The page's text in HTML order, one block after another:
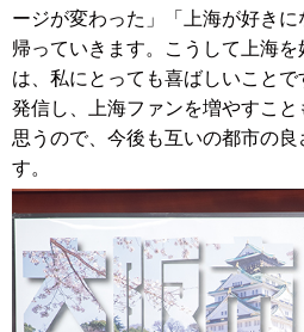
ージが変わった」「上海が好き
帰っていきます。こうして上海
は、私にとっても喜ばしいこと
発信し、上海ファンを増やすこ
思うので、今後も互いの都市の
す。